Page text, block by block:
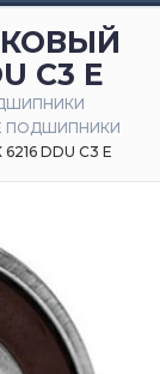
C3 E
ПОДШИПНИКИ
DDU C3 E